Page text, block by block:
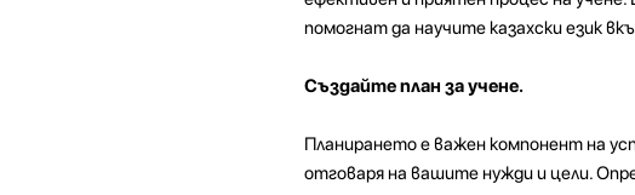
помогнат да научите казахски език
Създайте план за учене.
Планирането е важен компонент на
отговаря на вашите нужди и цели.